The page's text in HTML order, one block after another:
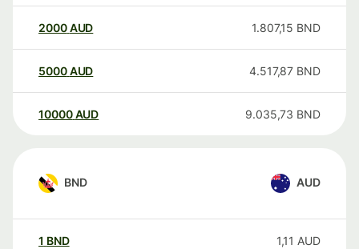
2000AUD 1.807,15 BND
5000AUD 4.517,87 BND
10000 AUD 9.035,73 BND
BND AUD
1 BND 1,11 AUD